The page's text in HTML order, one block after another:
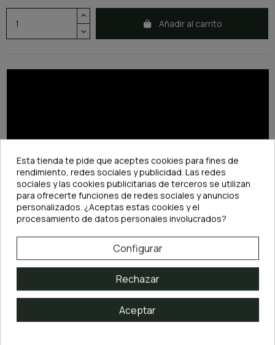
Añadir al carrito
Esta tienda te pide que aceptes cookies para fines de
rendimiento, redes sociales y publicidad. Las redes
sociales y las cookies publicitarias de terceros se utilizan
para ofrecerte funciones de redes sociales y anuncios
personalizados. ¿Aceptas estas cookies y el
procesamiento de datos personales involucrados?
Configurar
Rechazar
Aceptar